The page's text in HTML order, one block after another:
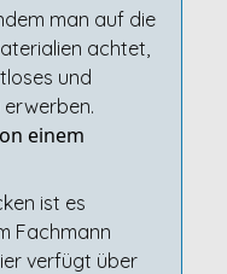
man auf die
achtet,
und
einem
ist es
Fachmann
verfügt über